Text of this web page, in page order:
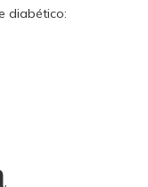
diabético: